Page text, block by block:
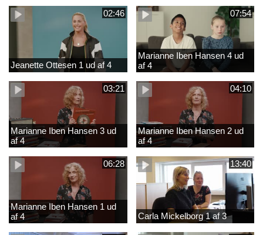
02:46
Jeanette Ottesen 1 ud af 4
07:54
Marianne Iben Hansen 4 ud
af 4
03:21
Marianne Iben Hansen 3 ud
af 4
04:10
Marianne Iben Hansen 2 ud
af 4
06:28
Marianne Iben Hansen 1 ud
af 4
13:40
Carla Mickelborg 1 af 3